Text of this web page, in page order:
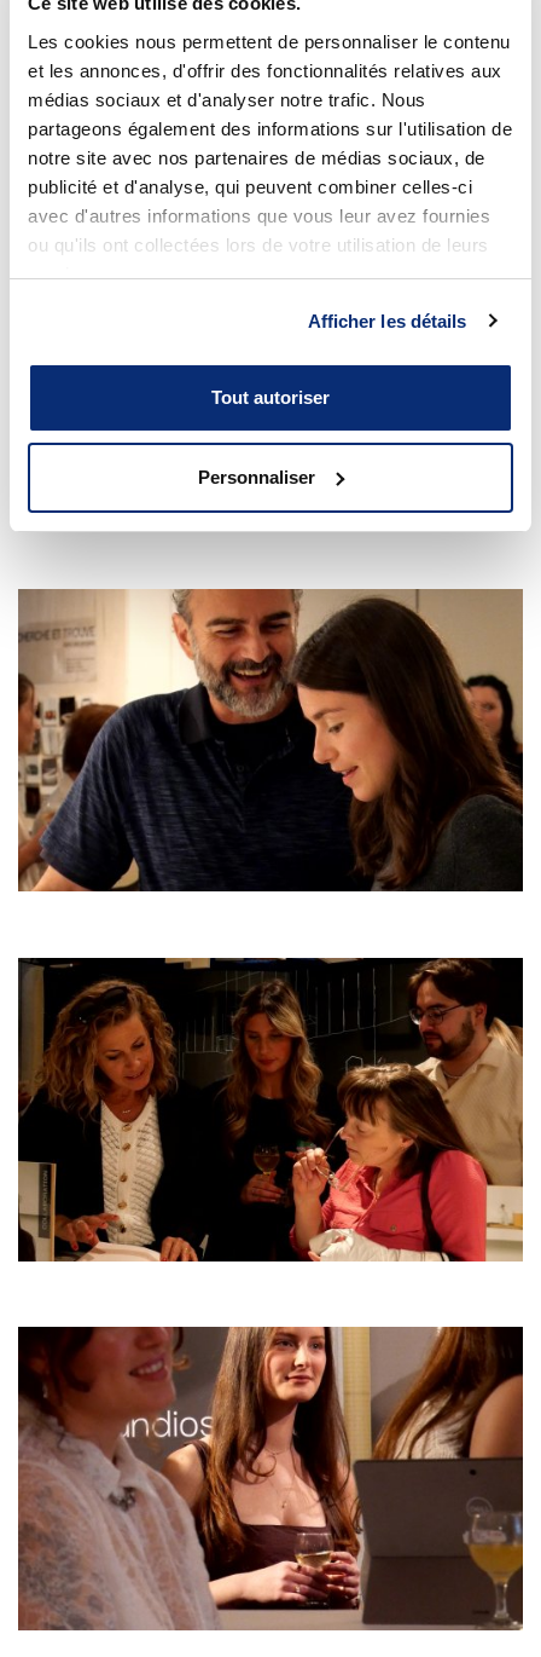
Les cookies nous permettent de personnaliser le contenu
et les annonces, d'offrir des fonctionnalités relatives aux
médias sociaux et d'analyser notre trafic. Nous
partageons également des informations sur l'utilisation de
notre site avec nos partenaires de médias sociaux, de
publicité et d'analyse, qui peuvent combiner celles-ci
avec d'autres informations que vous leur avez fournies
ou qu'ils ont collectées lors de votre utilisation de leurs
services.
Afficher les détails
Tout autoriser
Personnaliser